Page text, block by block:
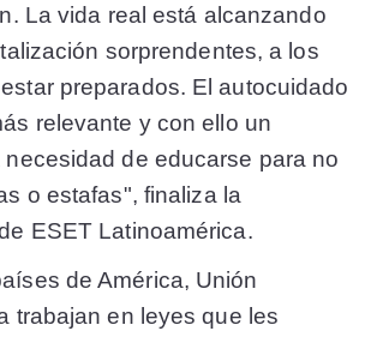
La vida real está alcanzando
sorprendentes, a los
preparados. El autocuidado
relevante y con ello un
de educarse para no
o estafas", finaliza la
ESET Latinoamérica.
de América, Unión
trabajan en leyes que les